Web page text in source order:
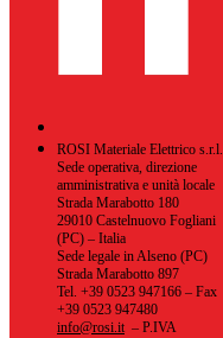
ROSI Materiale Elettrico s.r.l.
Sede operativa, direzione
amministrativa e unità locale
Strada Marabotto 180
29010 Castelnuovo Fogliani
(PC) – Italia
Sede legale in Alseno (PC)
Strada Marabotto 897
Tel. +39 0523 947166 – Fax
+39 0523 947480
info@rosi.it– P.IVA